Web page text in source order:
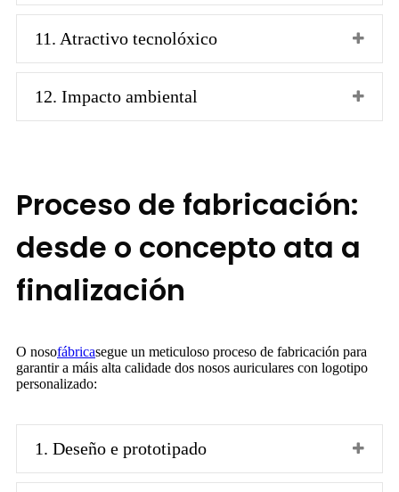
11. Atractivo tecnolóxico
12. Impacto ambiental
Proceso de fabricación:
desde o concepto ata a
finalización
O nosofábricasegue un meticuloso proceso de fabricación para
garantir a máis alta calidade dos nosos auriculares con logotipo
personalizado:
1. Deseño e prototipado